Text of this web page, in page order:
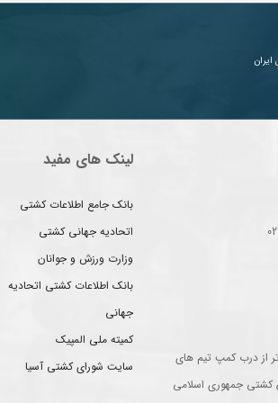
از درب کمپ تیم های
کشتی جمهوری اسلامی
لینک های مفید
بانک جامع اطلاعات کشتی
اتحادیه جهانی کشتی
وزارت ورزش و جوانان
بانک اطلاعات کشتی اتحادیه
جهانی
کمیته ملی المپیک
سایت شورای کشتی آسیا